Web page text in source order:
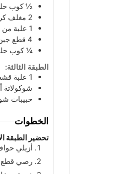
½ كوب
2 مغلف
1 علبة من
4 قطع
¼ كوب
الطبقة الثالثة:
1 علبة
شوكولاتة
حبيبات
الخطوات
تحضير الطبقة
أزيلي
رصي قطع